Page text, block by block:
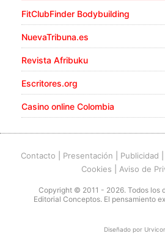
FitClubFinder Bodybuilding
NuevaTribuna.es
Revista Afribuku
Escritores.org
Casino online Colombia
Contacto Presentación Publicidad
Cookies
Aviso de
Copyright © 2011 - 2026. Todos los
Editorial Conceptos. El pensamiento
Diseñado por